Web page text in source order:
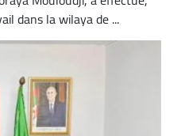
dans la wilaya de ...